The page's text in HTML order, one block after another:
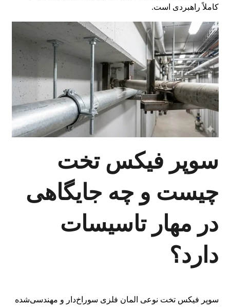
کاملاً راهبردی است.
سوپر فیکس تخت
چیست و چه جایگاهی
در مهار تاسیسات
دارد؟
سوپر فیکس تخت نوعی المان فلزی سوراخ‌دار و مهندسی‌شده